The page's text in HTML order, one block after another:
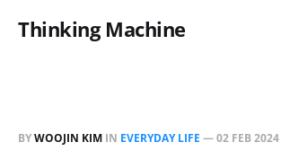
Thinking Machine
BYWOOJIN KIM IN EVERYDAY LIFE —02 FEB 2024